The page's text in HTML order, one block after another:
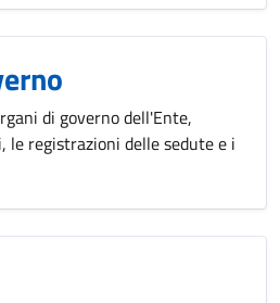
di governo dell'Ente,
le registrazioni delle sedute e i